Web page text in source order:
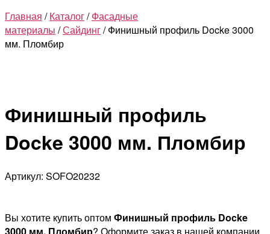
Главная /Каталог/Фасадные
материалы /Сайдинг/ Финишный профиль Docke 3000
мм. Пломбир
Финишный профиль
Docke 3000 мм. Пломбир
Артикул: SOFO20232
Вы хотите купить оптом Финишный профиль Docke
3000 мм. Пломбир? Оформите заказ в нашей компании